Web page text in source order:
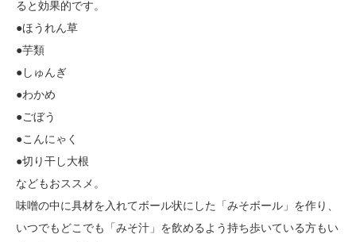
ると効果的です。
●ほうれん草
●芋類
●しゅんぎ
●わかめ
●ごぼう
●こんにゃく
●切り干し大根
などもおススメ。
味噌の中に具材を入れてボール状にした「みそボール」を作り、
いつでもどこでも「みそ汁」を飲めるよう持ち歩いている方もい